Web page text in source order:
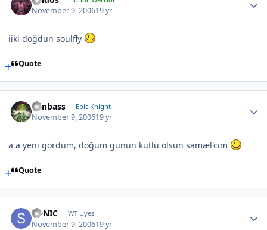
November 9, 200619 yr
iiki doğdun soulfly
Quote
Canbass Epic Knight
November 9, 200619 yr
a a yeni gördüm, doğum günün kutlu olsun samæl'cim
Quote
SONIC WT Uyesi
November 9, 200619 yr